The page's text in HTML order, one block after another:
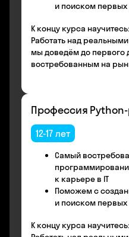
и поиском первых
К концу курса научитесь:
Работать над
мы доведём до первого
востребованным на
Профессия
12-17 лет
Самый
к карьере в IT
Поможем с
и поиском первых
К концу курса научитесь: